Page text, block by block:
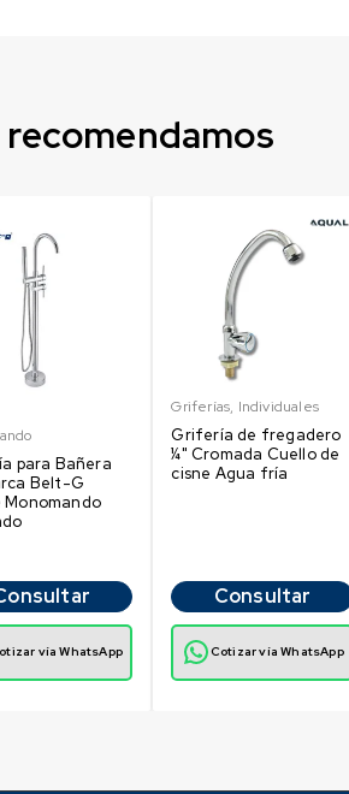
para Bañera
Belt-G
Monomando
vía WhatsApp
Griferías, Individuales
Grifería de fregadero
¼" Cromada Cuello de
cisne Agua fría
Consultar
Cotizar vía WhatsApp